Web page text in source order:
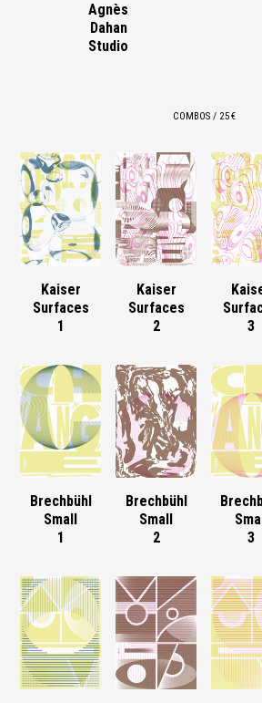
Agnès
Dahan
Studio
COMBOS / 25 €
Kaiser
Surfaces
1
Kaiser
Surfaces
2
3
Brechbühl
Small
1
Brechbühl
Small
2
3